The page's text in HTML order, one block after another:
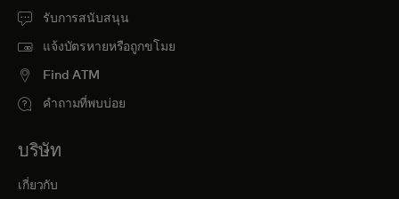
รับการสนับสนุน
แจ้งบัตรหายหรือถูกขโมย
Find ATM
คำถามที่พบบ่อย
บริษัท
เกี่ยวกับ